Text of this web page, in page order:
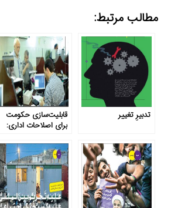
مطالب مرتبط:
تدبیرِ تغییر
قابلیت‌سازی حکومت
برای اصلاحات اداری:
تکرارشونده مساله-
محور»